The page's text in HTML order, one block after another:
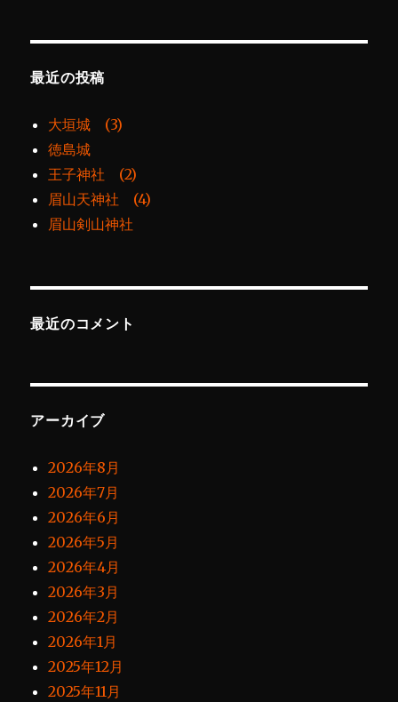
最近の投稿
大垣城 (3)
徳島城
王子神社 (2)
眉山天神社 (4)
眉山剣山神社
最近のコメント
アーカイブ
2026年8月
2026年7月
2026年6月
2026年5月
2026年4月
2026年3月
2026年2月
2026年1月
2025年12月
2025年11月